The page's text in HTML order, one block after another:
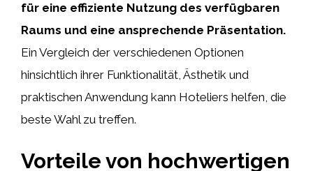
für eine effiziente Nutzung des verfügbaren
Raums und eine ansprechende Präsentation.
Ein Vergleich der verschiedenen Optionen
hinsichtlich ihrer Funktionalität, Ästhetik und
praktischen Anwendung kann Hoteliers helfen, die
beste Wahl zu treffen.
Vorteile von hochwertigen